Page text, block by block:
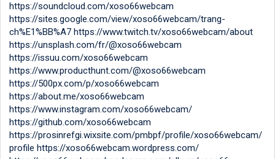
https://soundcloud.com/xoso66webcam
https://sites.google.com/view/xoso66webcam/trang-
ch%E1%BB%A7 https://www.twitch.tv/xoso66webcam/about
https://unsplash.com/fr/@xoso66webcam
https://issuu.com/xoso66webcam
https://www.producthunt.com/@xoso66webcam
https://500px.com/p/xoso66webcam
https://about.me/xoso66webcam
https://www.instagram.com/xoso66webcam/
https://github.com/xoso66webcam
https://prosinrefgi.wixsite.com/pmbpf/profile/xoso66webcam/
profile https://xoso66webcam.wordpress.com/